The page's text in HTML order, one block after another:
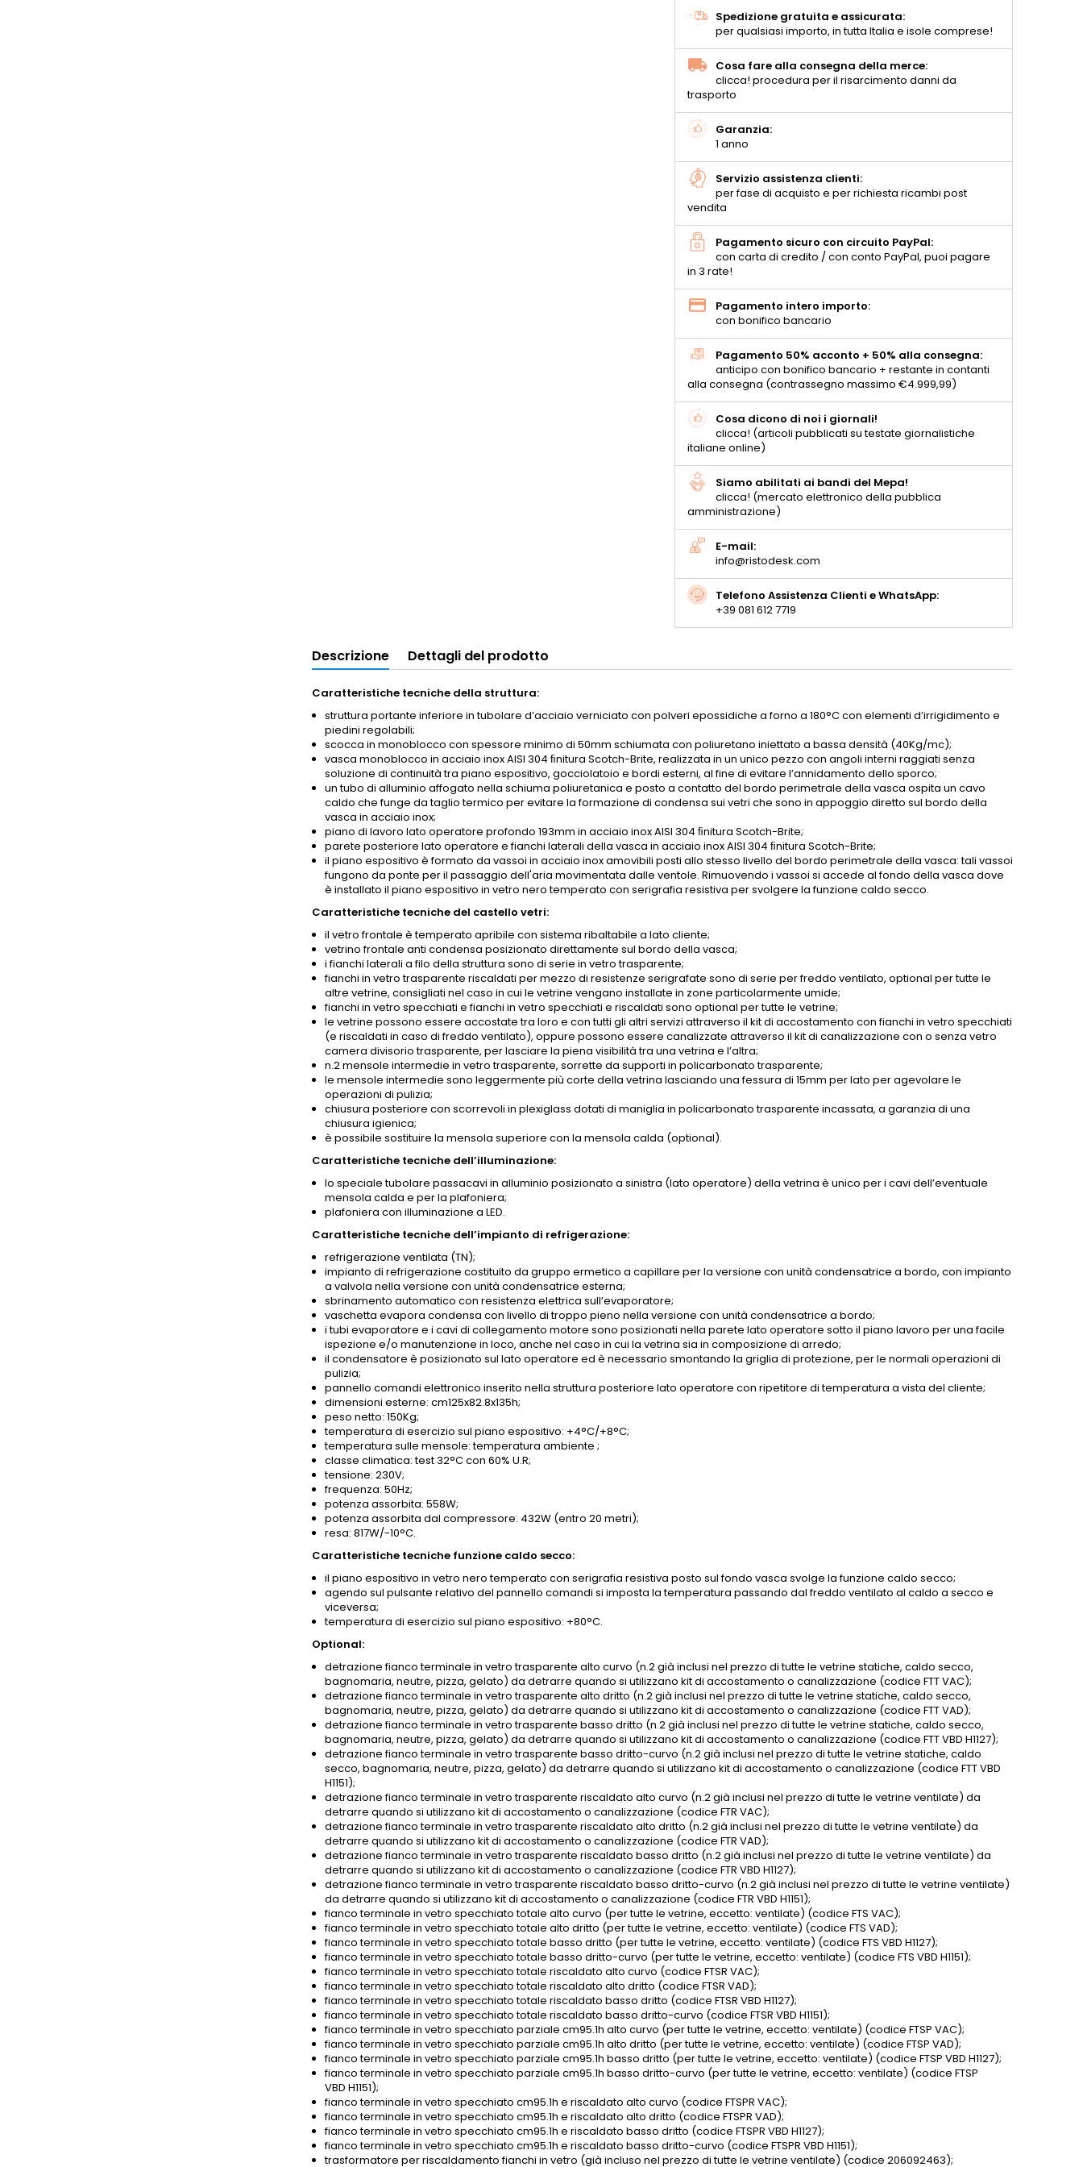
Spedizione gratuita e assicurata:
per qualsiasi importo, in tutta Italia e isole comprese!
Cosa fare alla consegna della merce:
clicca! procedura per il risarcimento danni da
trasporto
Garanzia:
1 anno
Servizio assistenza clienti:
per fase di acquisto e per richiesta ricambi post
vendita
Pagamento sicuro con circuito PayPal:
con carta di credito / con conto PayPal, puoi pagare
in 3 rate!
Pagamento intero importo:
con bonifico bancario
Pagamento 50% acconto + 50% alla consegna:
anticipo con bonifico bancario + restante in contanti
alla consegna (contrassegno massimo €4.999,99)
Cosa dicono di noi i giornali!
clicca! (articoli pubblicati su testate giornalistiche
italiane online)
Siamo abilitati ai bandi del Mepa!
clicca! (mercato elettronico della pubblica
amministrazione)
E-mail:
info@ristodesk.com
Telefono Assistenza Clienti e WhatsApp:
+39 081 612 7719
Descrizione Dettagli del prodotto
Caratteristiche tecniche della struttura:
struttura portante inferiore in tubolare d’acciaio verniciato con polveri epossidiche a forno a 180°C con elementi d’irrigidimento e
piedini regolabili;
scocca in monoblocco con spessore minimo di 50mm schiumata con poliuretano iniettato a bassa densità (40Kg/mc);
vasca monoblocco in acciaio inox AISI 304 ﬁnitura Scotch-Brite, realizzata in un unico pezzo con angoli interni raggiati senza
soluzione di continuità tra piano espositivo, gocciolatoio e bordi esterni, al fine di evitare l’annidamento dello sporco;
un tubo di alluminio affogato nella schiuma poliuretanica e posto a contatto del bordo perimetrale della vasca ospita un cavo
caldo che funge da taglio termico per evitare la formazione di condensa sui vetri che sono in appoggio diretto sul bordo della
vasca in acciaio inox;
piano di lavoro lato operatore profondo 193mm in acciaio inox AISI 304 ﬁnitura Scotch-Brite;
parete posteriore lato operatore e fianchi laterali della vasca in acciaio inox AISI 304 ﬁnitura Scotch-Brite;
il piano espositivo è formato da vassoi in acciaio inox amovibili posti allo stesso livello del bordo perimetrale della vasca: tali vassoi
fungono da ponte per il passaggio dell'aria movimentata dalle ventole. Rimuovendo i vassoi si accede al fondo della vasca dove
è installato il piano espositivo in vetro nero temperato con serigrafia resistiva per svolgere la funzione caldo secco.
Caratteristiche tecniche del castello vetri:
il vetro frontale è temperato apribile con sistema ribaltabile a lato cliente;
vetrino frontale anti condensa posizionato direttamente sul bordo della vasca;
i fianchi laterali a filo della struttura sono di serie in vetro trasparente;
fianchi in vetro trasparente riscaldati per mezzo di resistenze serigrafate sono di serie per freddo ventilato, optional per tutte le
altre vetrine, consigliati nel caso in cui le vetrine vengano installate in zone particolarmente umide;
fianchi in vetro specchiati e fianchi in vetro specchiati e riscaldati sono optional per tutte le vetrine;
le vetrine possono essere accostate tra loro e con tutti gli altri servizi attraverso il kit di accostamento con fianchi in vetro specchiati
(e riscaldati in caso di freddo ventilato), oppure possono essere canalizzate attraverso il kit di canalizzazione con o senza vetro
camera divisorio trasparente, per lasciare la piena visibilità tra una vetrina e l’altra;
n.2 mensole intermedie in vetro trasparente, sorrette da supporti in policarbonato trasparente;
le mensole intermedie sono leggermente più corte della vetrina lasciando una fessura di 15mm per lato per agevolare le
operazioni di pulizia;
chiusura posteriore con scorrevoli in plexiglass dotati di maniglia in policarbonato trasparente incassata, a garanzia di una
chiusura igienica;
è possibile sostituire la mensola superiore con la mensola calda (optional).
Caratteristiche tecniche dell’illuminazione:
lo speciale tubolare passacavi in alluminio posizionato a sinistra (lato operatore) della vetrina è unico per i cavi dell’eventuale
mensola calda e per la plafoniera;
plafoniera con illuminazione a LED.
Caratteristiche tecniche dell’impianto di refrigerazione:
refrigerazione ventilata (TN);
impianto di refrigerazione costituito da gruppo ermetico a capillare per la versione con unità condensatrice a bordo, con impianto
a valvola nella versione con unità condensatrice esterna;
sbrinamento automatico con resistenza elettrica sull’evaporatore;
vaschetta evapora condensa con livello di troppo pieno nella versione con unità condensatrice a bordo;
i tubi evaporatore e i cavi di collegamento motore sono posizionati nella parete lato operatore sotto il piano lavoro per una facile
ispezione e/o manutenzione in loco, anche nel caso in cui la vetrina sia in composizione di arredo;
il condensatore è posizionato sul lato operatore ed è necessario smontando la griglia di protezione, per le normali operazioni di
pulizia;
pannello comandi elettronico inserito nella struttura posteriore lato operatore con ripetitore di temperatura a vista del cliente;
dimensioni esterne: cm125x82.8x135h;
peso netto: 150Kg;
temperatura di esercizio sul piano espositivo: +4°C/+8°C;
temperatura sulle mensole: temperatura ambiente ;
classe climatica: test 32°C con 60% U.R;
tensione: 230V;
frequenza: 50Hz;
potenza assorbita: 558W;
potenza assorbita dal compressore: 432W (entro 20 metri);
resa: 817W/-10°C.
Caratteristiche tecniche funzione caldo secco:
il piano espositivo in vetro nero temperato con serigrafia resistiva posto sul fondo vasca svolge la funzione caldo secco;
agendo sul pulsante relativo del pannello comandi si imposta la temperatura passando dal freddo ventilato al caldo a secco e
viceversa;
temperatura di esercizio sul piano espositivo: +80°C.
Optional:
detrazione fianco terminale in vetro trasparente alto curvo (n.2 già inclusi nel prezzo di tutte le vetrine statiche, caldo secco,
bagnomaria, neutre, pizza, gelato) da detrarre quando si utilizzano kit di accostamento o canalizzazione (codice FTT VAC);
detrazione fianco terminale in vetro trasparente alto dritto (n.2 già inclusi nel prezzo di tutte le vetrine statiche, caldo secco,
bagnomaria, neutre, pizza, gelato) da detrarre quando si utilizzano kit di accostamento o canalizzazione (codice FTT VAD);
detrazione fianco terminale in vetro trasparente basso dritto (n.2 già inclusi nel prezzo di tutte le vetrine statiche, caldo secco,
bagnomaria, neutre, pizza, gelato) da detrarre quando si utilizzano kit di accostamento o canalizzazione (codice FTT VBD H1127);
detrazione fianco terminale in vetro trasparente basso dritto-curvo (n.2 già inclusi nel prezzo di tutte le vetrine statiche, caldo
secco, bagnomaria, neutre, pizza, gelato) da detrarre quando si utilizzano kit di accostamento o canalizzazione (codice FTT VBD
H1151);
detrazione fianco terminale in vetro trasparente riscaldato alto curvo (n.2 già inclusi nel prezzo di tutte le vetrine ventilate) da
detrarre quando si utilizzano kit di accostamento o canalizzazione (codice FTR VAC);
detrazione fianco terminale in vetro trasparente riscaldato alto dritto (n.2 già inclusi nel prezzo di tutte le vetrine ventilate) da
detrarre quando si utilizzano kit di accostamento o canalizzazione (codice FTR VAD);
detrazione fianco terminale in vetro trasparente riscaldato basso dritto (n.2 già inclusi nel prezzo di tutte le vetrine ventilate) da
detrarre quando si utilizzano kit di accostamento o canalizzazione (codice FTR VBD H1127);
detrazione fianco terminale in vetro trasparente riscaldato basso dritto-curvo (n.2 già inclusi nel prezzo di tutte le vetrine ventilate)
da detrarre quando si utilizzano kit di accostamento o canalizzazione (codice FTR VBD H1151);
fianco terminale in vetro specchiato totale alto curvo (per tutte le vetrine, eccetto: ventilate) (codice FTS VAC);
fianco terminale in vetro specchiato totale alto dritto (per tutte le vetrine, eccetto: ventilate) (codice FTS VAD);
fianco terminale in vetro specchiato totale basso dritto (per tutte le vetrine, eccetto: ventilate) (codice FTS VBD H1127);
fianco terminale in vetro specchiato totale basso dritto-curvo (per tutte le vetrine, eccetto: ventilate) (codice FTS VBD H1151);
fianco terminale in vetro specchiato totale riscaldato alto curvo (codice FTSR VAC);
fianco terminale in vetro specchiato totale riscaldato alto dritto (codice FTSR VAD);
fianco terminale in vetro specchiato totale riscaldato basso dritto (codice FTSR VBD H1127);
fianco terminale in vetro specchiato totale riscaldato basso dritto-curvo (codice FTSR VBD H1151);
fianco terminale in vetro specchiato parziale cm95.1h alto curvo (per tutte le vetrine, eccetto: ventilate) (codice FTSP VAC);
fianco terminale in vetro specchiato parziale cm95.1h alto dritto (per tutte le vetrine, eccetto: ventilate) (codice FTSP VAD);
fianco terminale in vetro specchiato parziale cm95.1h basso dritto (per tutte le vetrine, eccetto: ventilate) (codice FTSP VBD H1127);
fianco terminale in vetro specchiato parziale cm95.1h basso dritto-curvo (per tutte le vetrine, eccetto: ventilate) (codice FTSP
VBD H1151);
fianco terminale in vetro specchiato cm95.1h e riscaldato alto curvo (codice FTSPR VAC);
fianco terminale in vetro specchiato cm95.1h e riscaldato alto dritto (codice FTSPR VAD);
fianco terminale in vetro specchiato cm95.1h e riscaldato basso dritto (codice FTSPR VBD H1127);
fianco terminale in vetro specchiato cm95.1h e riscaldato basso dritto-curvo (codice FTSPR VBD H1151);
trasformatore per riscaldamento fianchi in vetro (già incluso nel prezzo di tutte le vetrine ventilate) (codice 206092463);